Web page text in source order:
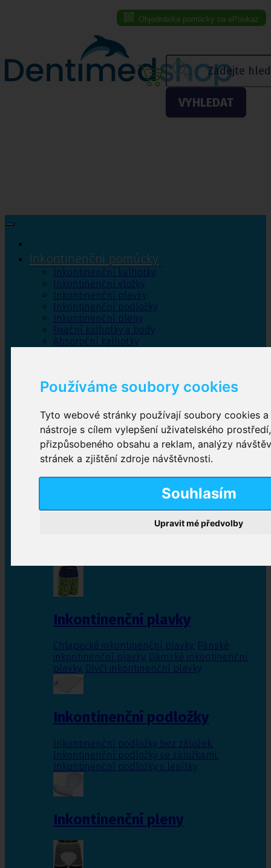
Používáme soubory cookies
Tyto webové stránky používají soubory cookies
nástroje s cílem vylepšení uživatelského
přizpůsobeného obsahu a reklam, analýzy
stránek a zjištění zdroje návštěvnosti.
Souhlasím
Upravit mé předvolby
Objednávka pomůcky na ePoukaz
VYHLEDAT
Inkontinenční pomůcky
Inkontinenční kalhotky
Inkontinenční vložky
Inkontinenční plavky
Inkontinenční podložky
Inkontinenční pleny
Fixační kalhotky a body
Absorpční kalhotky
Inkontinenční kalhotky
Plenkové kalhotky navlékací,Plenkové kalhotky
zalepovací,Inkontinenční kalhotky dámské
Inkontinenční vložky
Inkontinenční plavky
Chlapecké inkontinenční plavky, Pánské
inkontinenční plavky, Dámské inkontinenční
plavky, Dívčí inkontinenční plavky
Inkontinenční podložky
Inkontinenční podložky bez záložek,
Inkontinenční podložky se záložkami,
Inkontinenční podložky s lepítky
Inkontinenční pleny